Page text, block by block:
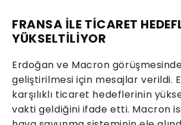
FRANSA İLE TİCARET
YÜKSELTİLİYOR
Erdoğan ve Macron
geliştirilmesi için mesajlar verildi.
karşılıklı ticaret hedeflerinin
vakti geldiğini ifade etti. Macron